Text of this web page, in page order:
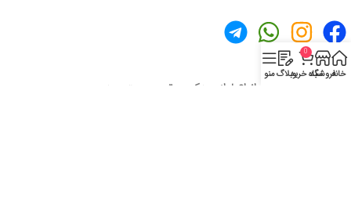
موتوری… ارائه دهنده انواع لوازم یدکی موتور بصورت عمده
خانهفروشگاه
0
سبد خریدوبلاگمنو